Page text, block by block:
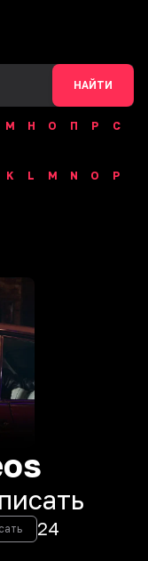
НАЙТИ
М Н О П Р
С
K L M N O
P
24